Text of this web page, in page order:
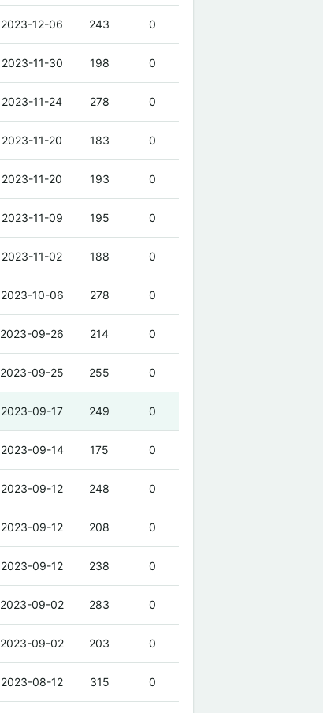
2023-12-06 243 0
2023-11-30 198 0
2023-11-24 278 0
2023-11-20 183 0
2023-11-20 193 0
2023-11-09 195 0
2023-11-02 188 0
2023-10-06 278 0
2023-09-26 214 0
2023-09-25 255 0
2023-09-17 249 0
2023-09-14 175 0
2023-09-12 248 0
2023-09-12 208 0
2023-09-12 238 0
2023-09-02 283 0
2023-09-02 203 0
2023-08-12 315 0